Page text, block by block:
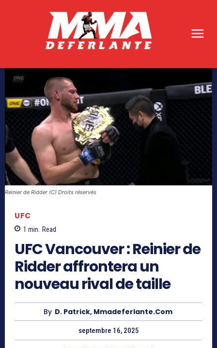
Reinier de Ridder (C) Droits réservés
UFC
1 min. Read
UFC Vancouver : Reinier de
Ridder affrontera un
nouveau rival de taille
By D. Patrick, Mmadeferlante.com
septembre 16, 2025